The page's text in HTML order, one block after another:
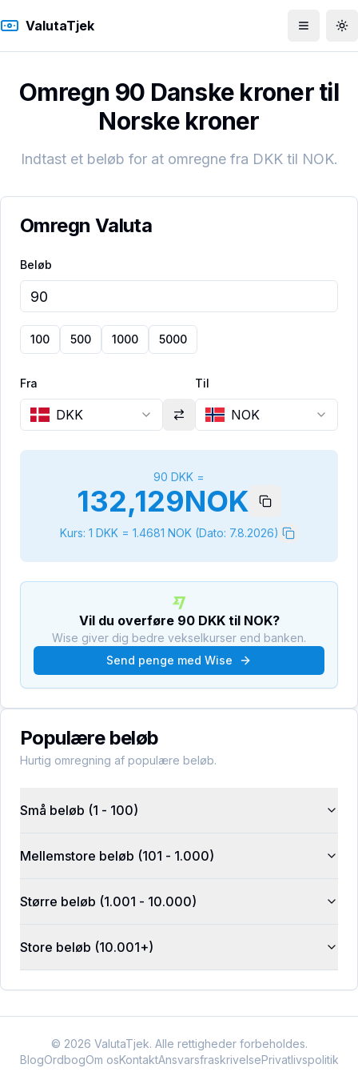
ValutaTjek Åbn menu
Omregn 90 Danske kroner til
Norske kroner
Indtast et beløb for at omregne fra DKKtil NOK.
Omregn Valuta
Beløb
100 500 1000 5000
Fra
DKK
Til
NOK
90 DKK =
132,129NOK
Kurs: 1 DKK = 1.4681 NOK (Dato: 7.8.2026)
Vil du overføre 90 DKKtil NOK?
Wise giver dig bedre vekselkurser end banken.
Send penge med Wise
Populære beløb
Hurtig omregning af populære beløb.
Små beløb (1 - 100)
Mellemstore beløb (101 - 1.000)
Større beløb (1.001 - 10.000)
Store beløb (10.001+)
© 2026 ValutaTjek. Alle rettigheder forbeholdes.
BlogOrdbogOm osKontaktAnsvarsfraskrivelsePrivatlivspolitik